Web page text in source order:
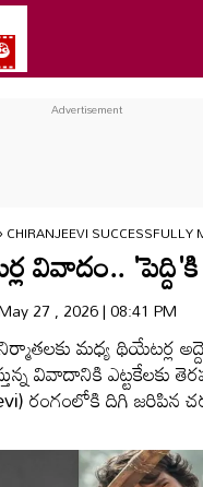
CHIRANJEEVI
వివాదం..
27 , 2026 | 08:41 PM
నిర్మాతలకు మధ్య థియేటర్ల
వివాదానికి ఎట్టకేలకు
రంగంలోకి దిగి జరిపిన